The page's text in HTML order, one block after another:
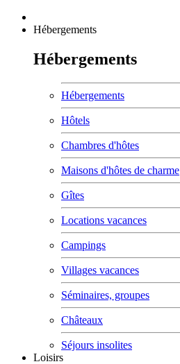
Hébergements
Hébergements
Hébergements
Hôtels
Chambres d'hôtes
Maisons d'hôtes de charme
Gîtes
Locations vacances
Campings
Villages vacances
Séminaires, groupes
Châteaux
Séjours insolites
Loisirs